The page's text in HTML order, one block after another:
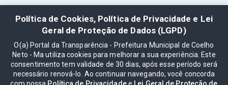
Política de Cookies, Política de Privacidade e Lei
Geral de Proteção de Dados (LGPD)
O(a) Portal da Transparência - Prefeitura Municipal de Coelho
Neto - Ma utiliza cookies para melhorar a sua experiência. Este
consentimento tem validade de 30 dias, após esse período será
necessário renová-lo. Ao continuar navegando, você concorda